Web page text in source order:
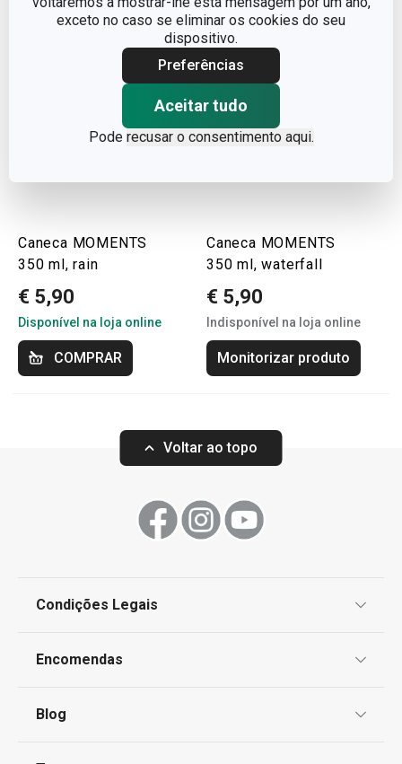
exceto no caso se eliminar os cookies do seu
dispositivo.
Preferências
Aceitar tudo
Pode recusar o consentimento aqui.
Caneca MOMENTS
350 ml, rain
€ 5,90
Disponível na loja online
COMPRAR
Caneca MOMENTS
350 ml, waterfall
€ 5,90
Indisponível na loja online
Monitorizar produto
Voltar ao topo
Condições Legais
Livro de Reclamações
Encomendas
Blog